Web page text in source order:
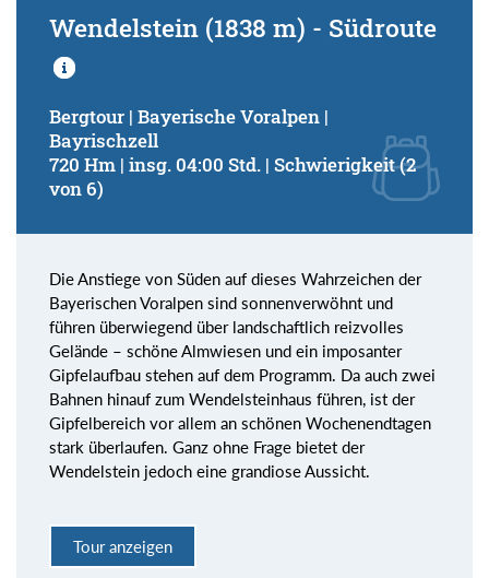
Wendelstein (1838 m) - Südroute
Bergtour | Bayerische Voralpen |
Bayrischzell
720 Hm | insg. 04:00 Std. | Schwierigkeit (2
von 6)
Die Anstiege von Süden auf dieses Wahrzeichen der
Bayerischen Voralpen sind sonnenverwöhnt und
führen überwiegend über landschaftlich reizvolles
Gelände – schöne Almwiesen und ein imposanter
Gipfelaufbau stehen auf dem Programm. Da auch zwei
Bahnen hinauf zum Wendelsteinhaus führen, ist der
Gipfelbereich vor allem an schönen Wochenendtagen
stark überlaufen. Ganz ohne Frage bietet der
Wendelstein jedoch eine grandiose Aussicht.
Tour anzeigen